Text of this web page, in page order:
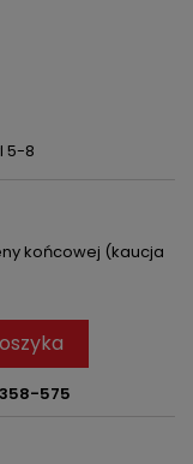
5-8
końcowej (kaucja
575